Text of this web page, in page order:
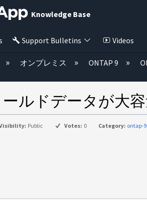
Knowledge Base
Support Bulletins Videos
バル階層を展開/折りたたむ
オンプレミス ONTAP 9
ルドデータが大
Public Votes: 0 Category: ontap-9